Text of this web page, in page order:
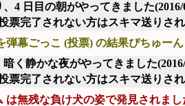
4 日目の朝がやってきました
票完了されない方はスキマ送りさ
弾幕ごっこ (投票) の結果ぴちゅー
暗く静かな夜がやってきました
票完了されない方はスキマ送りさ
は無残な負け犬の姿で発見されまし